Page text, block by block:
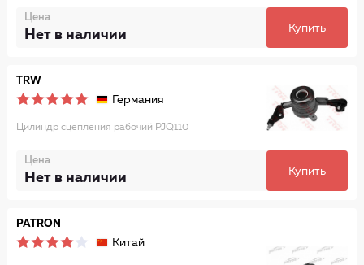
Цена
Нет в наличии Купить
TRW
Германия
Цилиндр сцепления рабочий PJQ110
Цена
Нет в наличии Купить
PATRON
Китай